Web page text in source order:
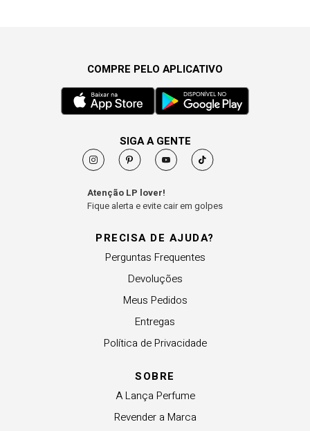
PRECISA DE AJUDA?
Perguntas Frequentes
Devoluções
Meus Pedidos
Entregas
Política de Privacidade
SOBRE
A Lança Perfume
Revender a Marca
COMPRE PELO APLICATIVO
SIGA A GENTE
Atenção LP lover!
Fique alerta e evite cair em golpes